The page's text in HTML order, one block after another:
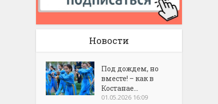
Новости
Под дождем, но
вместе! – как в
Костанае...
01.05.2026 16:09